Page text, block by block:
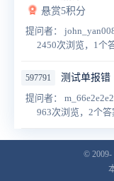
悬赏5积分
提问者：
2450次浏览，1个
597791 测试单报错
提问者：
963次浏览，2个答
© 2009-